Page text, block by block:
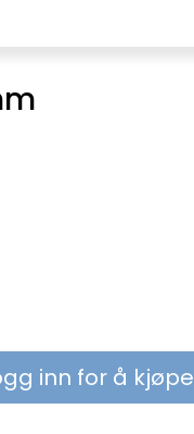
inn for å kjøpe